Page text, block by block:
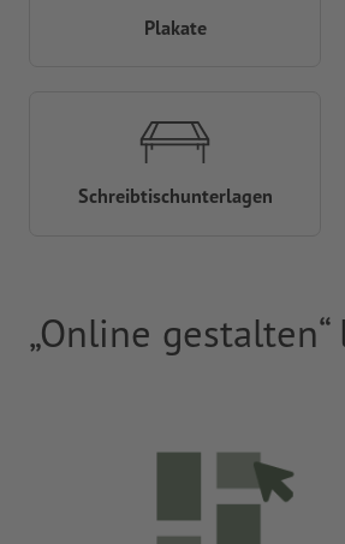
Plakate
Schreibtisch­unterlagen
„Online